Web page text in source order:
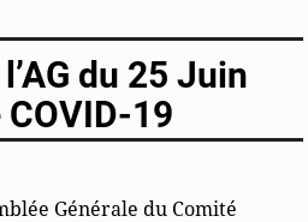
du 25 Juin
19
Générale du Comité